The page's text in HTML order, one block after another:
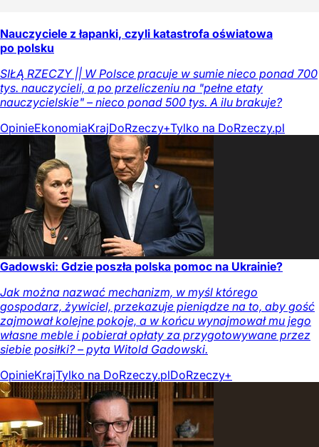
Nauczyciele z łapanki, czyli katastrofa oświatowa
po polsku
SIŁĄ RZECZY || W Polsce pracuje w sumie nieco ponad 700
tys. nauczycieli, a po przeliczeniu na "pełne etaty
nauczycielskie" – nieco ponad 500 tys. A ilu brakuje?
OpinieEkonomiaKrajDoRzeczy+Tylko na DoRzeczy.pl
Gadowski: Gdzie poszła polska pomoc na Ukrainie?
Jak można nazwać mechanizm, w myśl którego
gospodarz, żywiciel, przekazuje pieniądze na to, aby gość
zajmował kolejne pokoje, a w końcu wynajmował mu jego
własne meble i pobierał opłaty za przygotowywane przez
siebie posiłki? – pyta Witold Gadowski.
OpinieKrajTylko na DoRzeczy.plDoRzeczy+